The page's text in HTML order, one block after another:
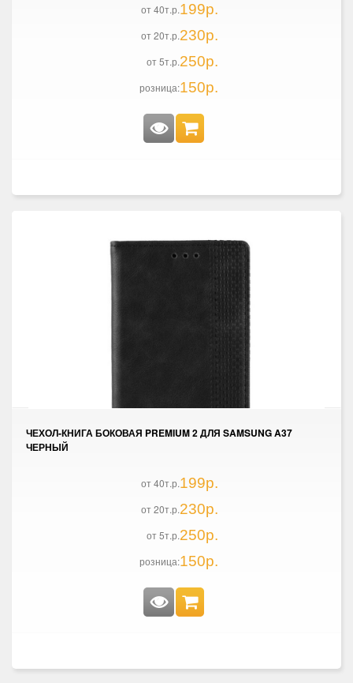
от 40т.р.199р.
от 20т.р.230р.
от 5т.р.250р.
розница:150р.
ЧЕХОЛ-КНИГА БОКОВАЯ PREMIUM 2 ДЛЯ SAMSUNG A37
ЧЕРНЫЙ
от 40т.р.199р.
от 20т.р.230р.
от 5т.р.250р.
розница:150р.